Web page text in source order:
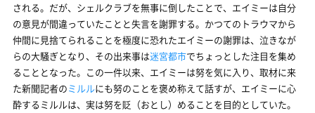
される。だが、シェルクラブを無事に倒したことで、エイミーは自分
の意見が間違っていたことと失言を謝罪する。かつてのトラウマから
仲間に見捨てられることを極度に恐れたエイミーの謝罪は、泣きなが
らの大騒ぎとなり、その出来事は迷宮都市でちょっとした注目を集め
ることとなった。この一件以来、エイミーは努を気に入り、取材に来
た新聞記者のミルルにも努のことを褒め称えて話すが、エイミーに心
酔するミルルは、実は努を貶（おとし）めることを目的としていた。